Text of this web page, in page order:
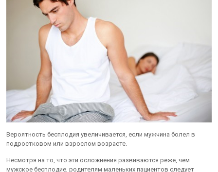
Вероятность бесплодия увеличивается, если мужчина болел в
подростковом или взрослом возрасте.
Несмотря на то, что эти осложнения развиваются реже, чем
мужское бесплодие, родителям маленьких пациентов следует